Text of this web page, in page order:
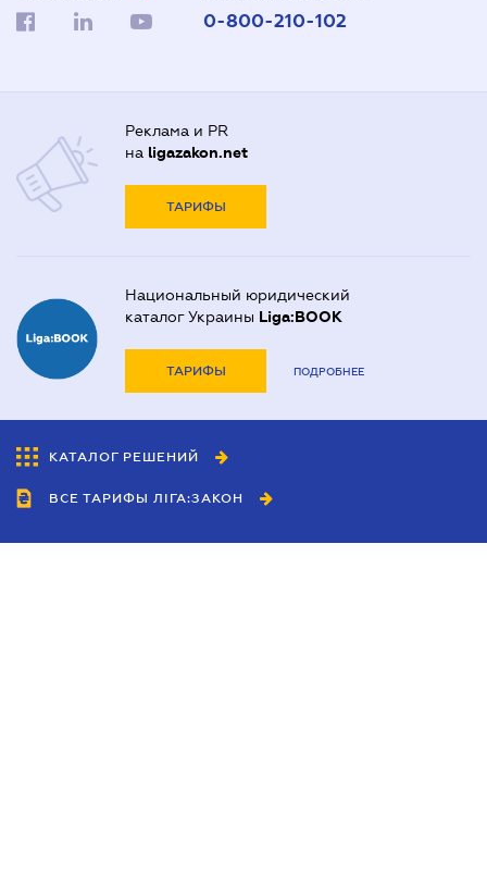
0-800-210-102
Реклама и PR
на ligazakon.net
ТАРИФЫ
Национальный юридический
каталог Украины Liga:BOOK
ТАРИФЫ ПОДРОБНЕЕ
КАТАЛОГ РЕШЕНИЙ
ВСЕ ТАРИФЫ ЛІГА:ЗАКОН